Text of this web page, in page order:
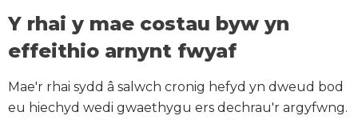
Y rhai y mae costau byw yn
effeithio arnynt fwyaf
Mae'r rhai sydd â salwch cronig hefyd yn dweud bod
eu hiechyd wedi gwaethygu ers dechrau'r argyfwng.